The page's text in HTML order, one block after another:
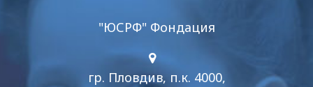
"ЮСРФ" Фондация
гр. Пловдив, п.к. 4000,